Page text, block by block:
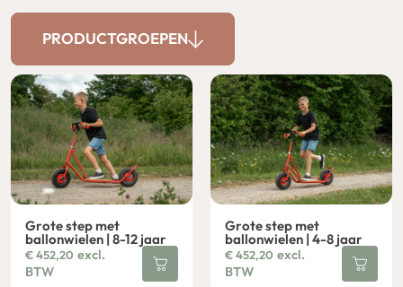
PRODUCTGROEPEN
Grote step met
ballonwielen | 8-12 jaar
€452,20 excl.
BTW
Grote step met
ballonwielen | 4-8 jaar
€452,20 excl.
BTW